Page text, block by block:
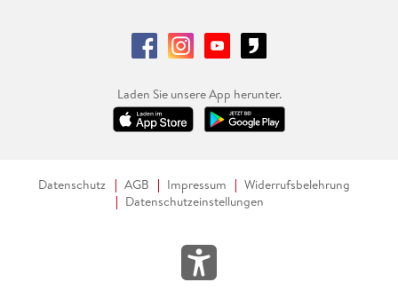
Laden Sie unsere App herunter.
Datenschutz AGB Impressum
Widerrufsbelehrung
Datenschutzeinstellungen